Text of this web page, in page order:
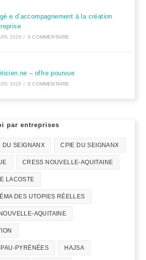
d’accompagnement à la création
2026 / 0 COMMENTAIRE
– offre pourvue
2026 / 0 COMMENTAIRE
par entreprises
DU SEIGNANX CPIE DU SEIGNANX
CRESS NOUVELLE-AQUITAINE
LACOSTE
DES UTOPIES RÉELLES
AQUITAINE
PYRÉNÉES HAJSA